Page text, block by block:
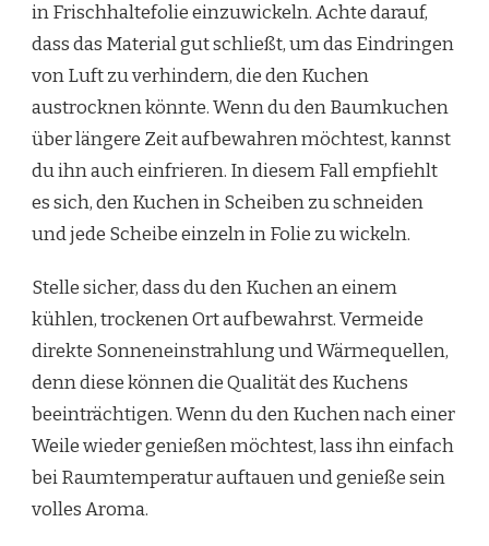
in Frischhaltefolie einzuwickeln. Achte darauf,
dass das Material gut schließt, um das Eindringen
von Luft zu verhindern, die den Kuchen
austrocknen könnte. Wenn du den Baumkuchen
über längere Zeit aufbewahren möchtest, kannst
du ihn auch einfrieren. In diesem Fall empfiehlt
es sich, den Kuchen in Scheiben zu schneiden
und jede Scheibe einzeln in Folie zu wickeln.
Stelle sicher, dass du den Kuchen an einem
kühlen, trockenen Ort aufbewahrst. Vermeide
direkte Sonneneinstrahlung und Wärmequellen,
denn diese können die Qualität des Kuchens
beeinträchtigen. Wenn du den Kuchen nach einer
Weile wieder genießen möchtest, lass ihn einfach
bei Raumtemperatur auftauen und genieße sein
volles Aroma.